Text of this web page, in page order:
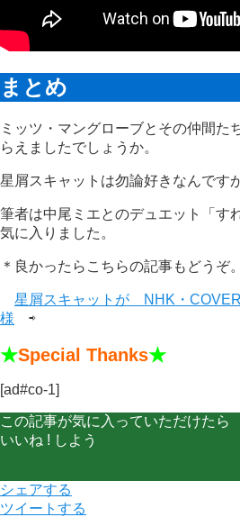
まとめ
ミッツ・マングローブとその仲間た
らえましたでしょうか。
星屑スキャットは勿論好きなんですが
筆者は中尾ミエとのデュエット「す
気に入りました。
＊良かったらこちらの記事もどうぞ。
星屑スキャットが NHK・
様 ⇨
★Special Thanks★
[ad#co-1]
この記事が気に入っていただけたら
いいね ! しよう
シェアする
ツイートする